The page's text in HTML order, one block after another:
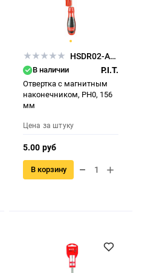
HSDR02-APH0
В наличии P.I.T.
Отвертка с магнитным
наконечником, РН0, 156
мм
Цена за штуку
5.00 руб
В корзину